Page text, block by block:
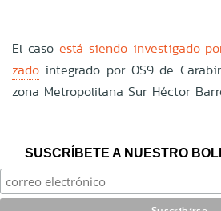
El caso está siendo investigado
zado integrado por 0S9 de
zona Metropolitana Sur Héctor
SUSCRÍBETE A NUESTRO